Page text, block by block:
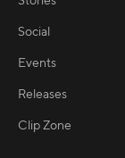
Social
Events
Releases
Clip Zone